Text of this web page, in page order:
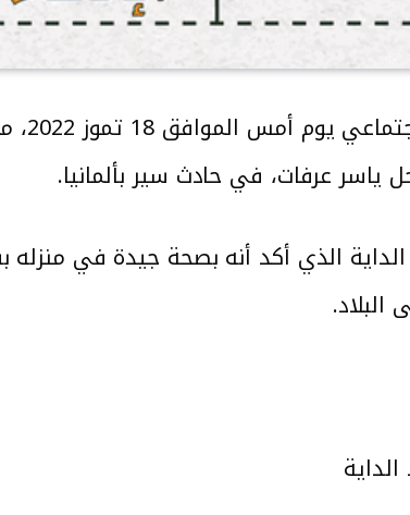
ياسر عرفات، في حادث سير بألمانيا.
الذي أكد أنه بصحة جيدة في منزله
البلاد.